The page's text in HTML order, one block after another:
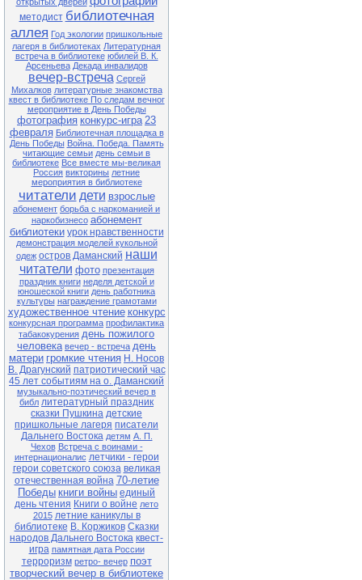
методист библиотечная
аллея Год экологии пришкольные
лагеря в библиотеках Литературная
встреча в библиотеке юбилей В. К.
Арсеньева Декада инвалидов
вечер-встреча Сергей
Михалков литературные знакомства
квест в библиотеке По следам вечног
мероприятие в День Победы
фотография конкурс-игра 23
февраля Библиотечная площадка в
День Победы Война. Победа. Память
читающие семьи день семьи в
библиотеке Все вместе мы-великая
Россия викторины летние
мероприятия в библиотеке
читатели дети взрослые
абонемент борьба с наркоманией и
наркобизнесо абонемент
библиотеки урок нравственности
демонстрация моделей кукольной
одеж остров Даманский наши
читатели фото презентация
праздник книги неделя детской и
юношеской книги день работника
культуры награждение грамотами
художественное чтение конкурс
конкурсная программа профилактика
табакокурения день пожилого
человека вечер - встреча день
матери громкие чтения Н. Носов
В. Драгунский патриотический час
45 лет событиям на о. Даманский
музыкально-поэтический вечер в
библ литературный праздник
сказки Пушкина детские
пришкольные лагеря писатели
Дальнего Востока детям А. П.
Чехов Встреча с воинами -
интернационалис летчики - герои
герои советского союза великая
отечественная война 70-летие
Победы книги войны единый
день чтения Книги о войне лето
2015 летние каникулы в
библиотеке В. Коржиков Сказки
народов Дальнего Востока квест-
игра памятная дата России
терроризм ретро- вечер поэт
творческий вечер в библиотеке